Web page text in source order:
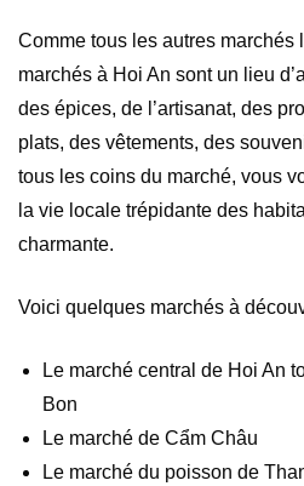
Comme tous les autres marchés
marchés à Hoi An sont un lieu
des épices, de l’artisanat, des
plats, des vêtements, des
tous les coins du marché, vous
la vie locale trépidante des
charmante.
Voici quelques marchés à
Le marché central de Hoi An
Bon
Le marché de Cẩm Châu
Le marché du poisson de